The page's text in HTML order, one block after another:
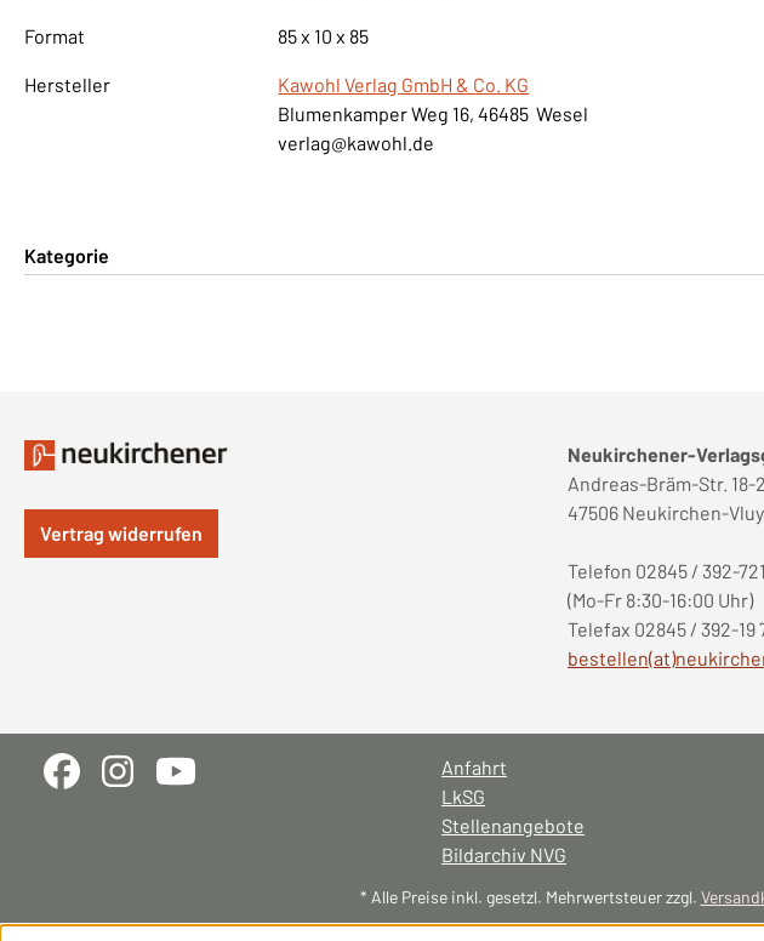
Format 85 x 10 x 85
Hersteller
Kawohl Verlag GmbH & Co. KG
Blumenkamper Weg 16, 46485 Wesel
verlag@kawohl.de
Kategorie
Vertrag widerrufen
Neukirchener-
Andreas-Bräm-Str. 18-
47506 Neukirchen-
Telefon 02845 / 392-
(Mo-Fr 8:30-16:00 Uhr)
Telefax 02845 / 392-19
Anfahrt
LkSG
Stellenangebote
Bildarchiv NVG
* Alle Preise inkl. gesetzl. Mehrwertsteuer zzgl.